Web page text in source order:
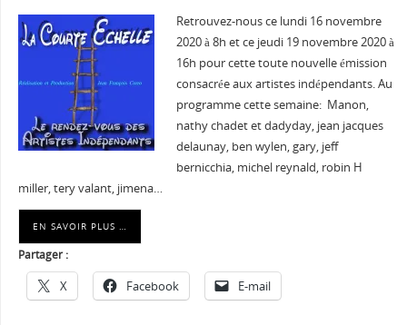
Retrouvez-nous ce lundi 16 novembre
2020 à 8h et ce jeudi 19 novembre 2020 à
16h pour cette toute nouvelle émission
consacrée aux artistes indépendants. Au
programme cette semaine: Manon,
nathy chadet et dadyday, jean jacques
delaunay, ben wylen, gary, jeff
bernicchia, michel reynald, robin H
miller, tery valant, jimena…
EN SAVOIR PLUS …
Partager :
X Facebook E-mail